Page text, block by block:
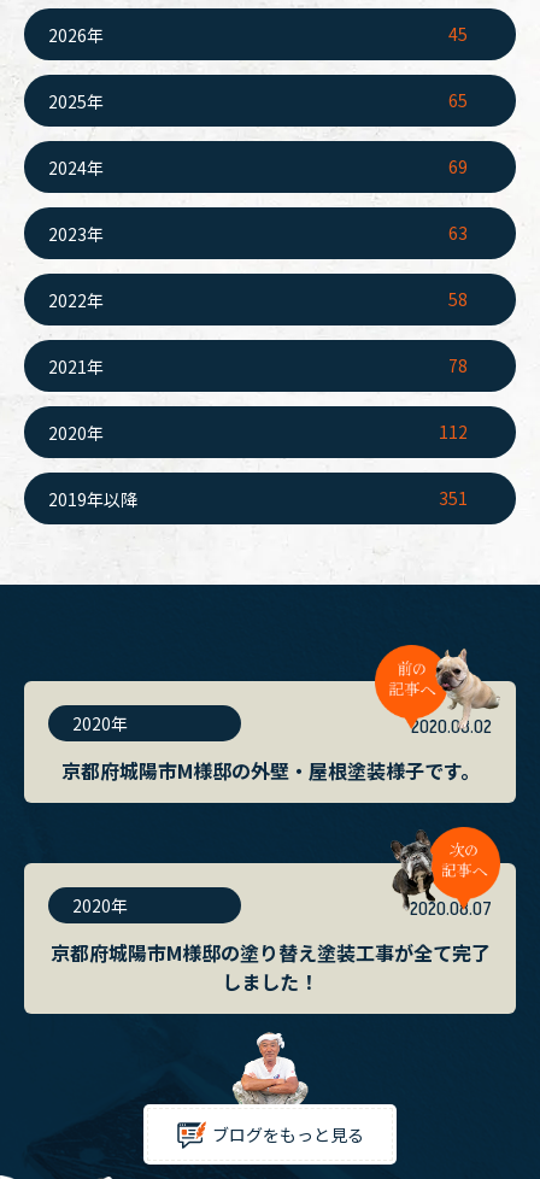
2026年 45
2025年 65
2024年 69
2023年 63
2022年 58
2021年 78
2020年 112
2019年以降 351
2020年 2020.08.02
京都府城陽市M様邸の外壁・屋根塗装様子です。
2020年 2020.08.07
京都府城陽市M様邸の塗り替え塗装工事が全て完了
しました！
ブログをもっと見る